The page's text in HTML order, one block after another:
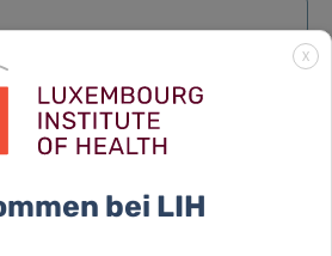
X
bei LIH